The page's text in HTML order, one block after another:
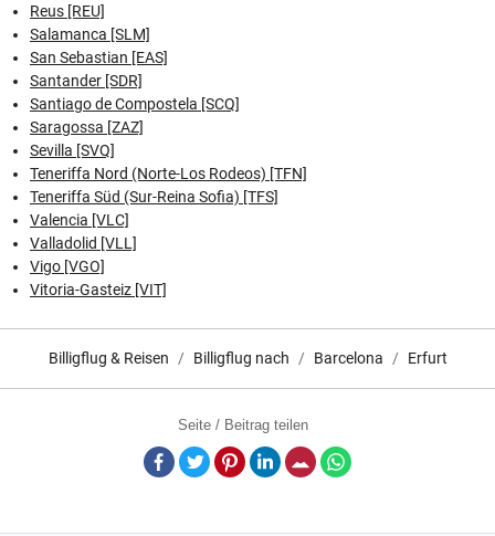
Reus [REU]
Salamanca [SLM]
San Sebastian [EAS]
Santander [SDR]
Santiago de Compostela [SCQ]
Saragossa [ZAZ]
Sevilla [SVQ]
Teneriffa Nord (Norte-Los Rodeos) [TFN]
Teneriffa Süd (Sur-Reina Sofia) [TFS]
Valencia [VLC]
Valladolid [VLL]
Vigo [VGO]
Vitoria-Gasteiz [VIT]
Billigflug & Reisen Billigflug nach Barcelona Erfurt
Seite / Beitrag teilen
Facebook
TwitterPinterestLinkedInE-Mail